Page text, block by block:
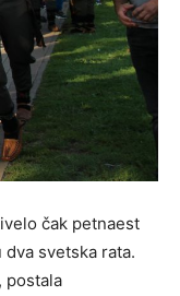
čak petnaest
svetska rata.
postala